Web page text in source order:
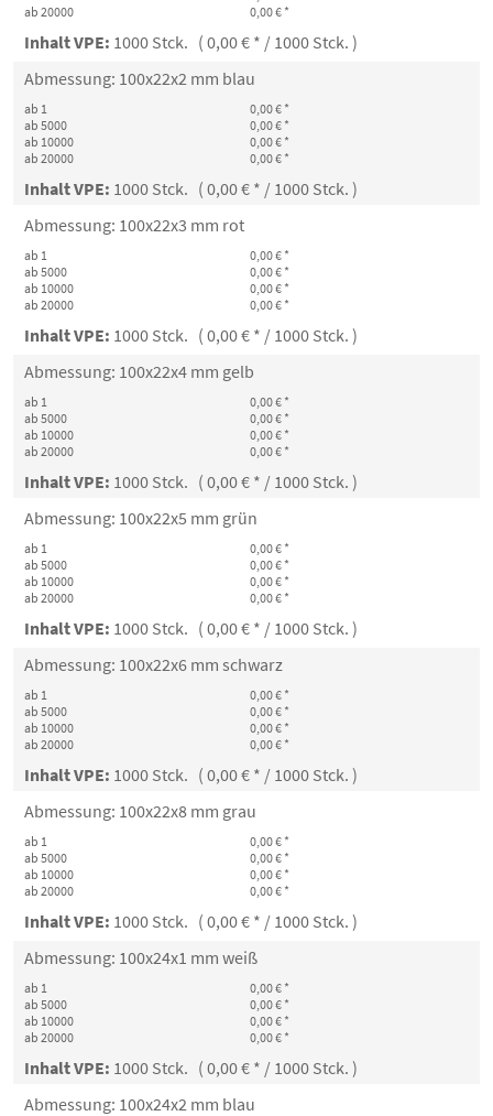
ab 20000
0,00 € *
Inhalt VPE: 1000 Stck. ( 0,00 € * / 1000 Stck. )
Abmessung: 100x22x2 mm blau
ab 1
0,00 € *
ab 5000
0,00 € *
ab 10000
0,00 € *
ab 20000
0,00 € *
Inhalt VPE: 1000 Stck. ( 0,00 € * / 1000 Stck. )
Abmessung: 100x22x3 mm rot
ab 1
0,00 € *
ab 5000
0,00 € *
ab 10000
0,00 € *
ab 20000
0,00 € *
Inhalt VPE: 1000 Stck. ( 0,00 € * / 1000 Stck. )
Abmessung: 100x22x4 mm gelb
ab 1
0,00 € *
ab 5000
0,00 € *
ab 10000
0,00 € *
ab 20000
0,00 € *
Inhalt VPE: 1000 Stck. ( 0,00 € * / 1000 Stck. )
Abmessung: 100x22x5 mm grün
ab 1
0,00 € *
ab 5000
0,00 € *
ab 10000
0,00 € *
ab 20000
0,00 € *
Inhalt VPE: 1000 Stck. ( 0,00 € * / 1000 Stck. )
Abmessung: 100x22x6 mm schwarz
ab 1
0,00 € *
ab 5000
0,00 € *
ab 10000
0,00 € *
ab 20000
0,00 € *
Inhalt VPE: 1000 Stck. ( 0,00 € * / 1000 Stck. )
Abmessung: 100x22x8 mm grau
ab 1
0,00 € *
ab 5000
0,00 € *
ab 10000
0,00 € *
ab 20000
0,00 € *
Inhalt VPE: 1000 Stck. ( 0,00 € * / 1000 Stck. )
Abmessung: 100x24x1 mm weiß
ab 1
0,00 € *
ab 5000
0,00 € *
ab 10000
0,00 € *
ab 20000
0,00 € *
Inhalt VPE: 1000 Stck. ( 0,00 € * / 1000 Stck. )
Abmessung: 100x24x2 mm blau